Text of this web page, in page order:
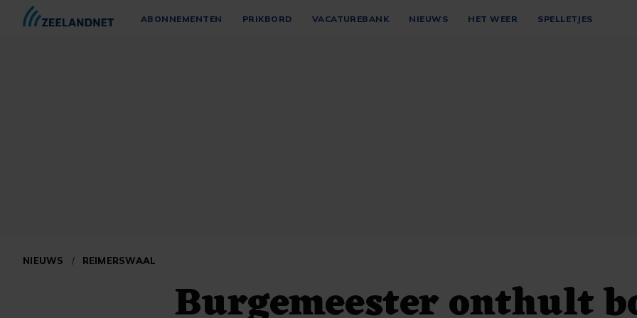
ABONNEMENTEN PRIKBORD VACATUREBANK NIEUWS HET WEER SPELLETJES
NIEUWS / REIMERSWAAL